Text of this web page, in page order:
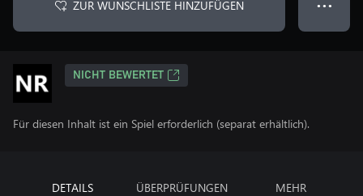
ZUR WUNSCHLISTE HINZUFÜGEN ● ● ●
NICHT BEWERTET
Für diesen Inhalt ist ein Spiel erforderlich (separat erhältlich).
DETAILS ÜBERPRÜFUNGEN MEHR